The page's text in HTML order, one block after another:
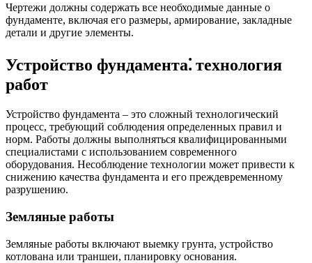
Чертежи должны содержать все необходимые данные о
фундаменте, включая его размеры, армирование, закладные
детали и другие элементы.
Устройство фундамента⁚ технология
работ
Устройство фундамента – это сложный технологический
процесс, требующий соблюдения определенных правил и
норм. Работы должны выполняться квалифицированными
специалистами с использованием современного
оборудования. Несоблюдение технологии может привести к
снижению качества фундамента и его преждевременному
разрушению.
Земляные работы
Земляные работы включают выемку грунта, устройство
котлована или траншеи, планировку основания.